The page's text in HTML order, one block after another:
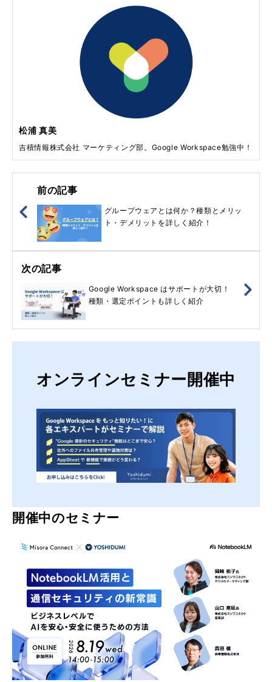
松浦 真美
吉積情報株式会社 マーケティング部。Google Workspace勉強中！
前の記事
グループウェアとは何か？種類とメリッ
ト・デメリットを詳しく紹介！
次の記事
Google Workspace はサポートが大切！
種類・選定ポイントも詳しく紹介
オンラインセミナー開催中
開催中のセミナー